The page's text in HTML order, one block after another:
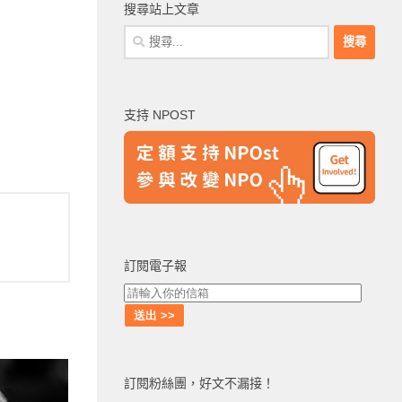
搜尋站上文章
搜
尋
字:
支持 NPOST
訂閱電子報
訂閱粉絲團，好文不漏接！